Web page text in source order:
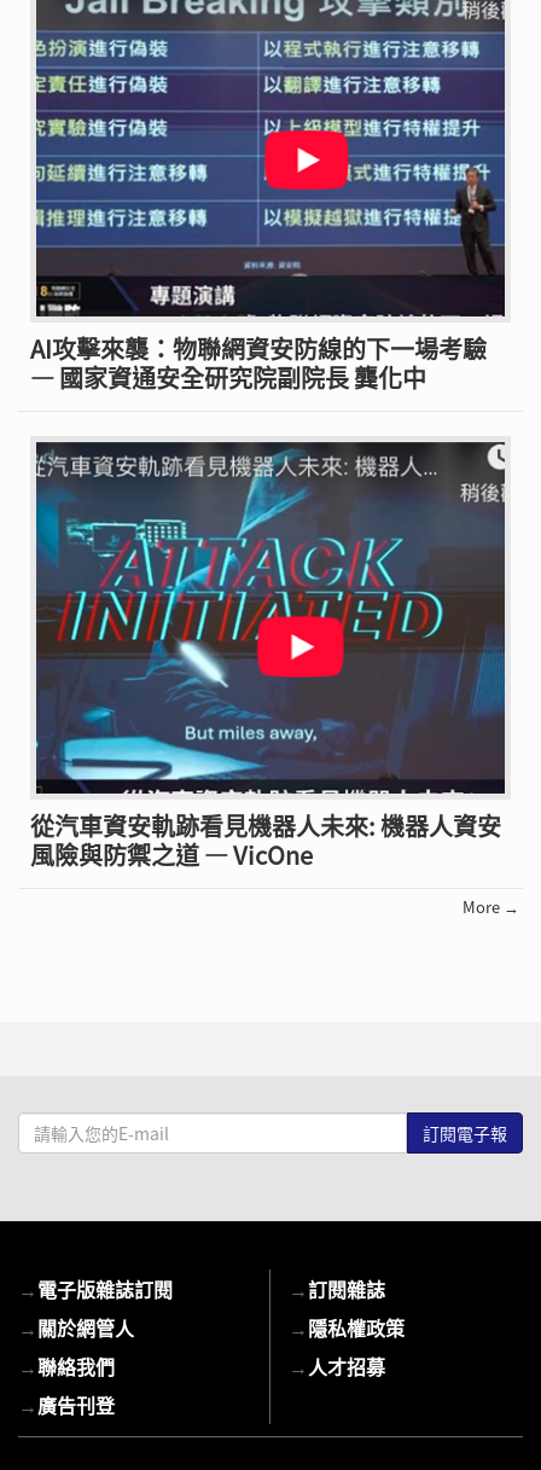
AI攻擊來襲：物聯網資安防線的下一場考驗
— 國家資通安全研究院副院長 龔化中
從汽車資安軌跡看見機器人未來: 機器人資安
風險與防禦之道 — VicOne
More →
請
輸
mail
→電子版雜誌訂閱
→關於網管人
→聯絡我們
→廣告刊登
→訂閱雜誌
→隱私權政策
→ 人才招募